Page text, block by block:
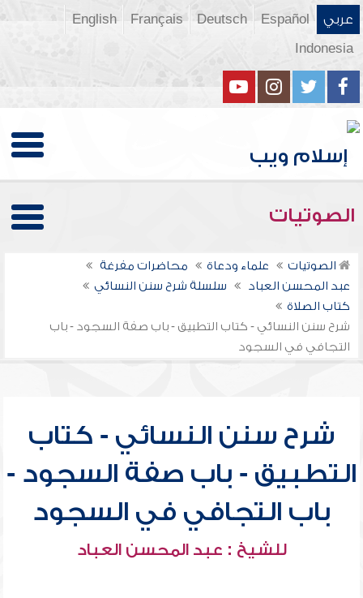
عربي Español
Deutsch
Français
English
Indonesia
الصوتيات
الصوتيات علماء ودعاة
محاضرات مفرغة
عبد المحسن العباد
سلسلة شرح سنن النسائي
كتاب الصلاة
شرح سنن النسائي - كتاب التطبيق - باب صفة السجود - باب
التجافي في السجود
شرح سنن النسائي - كتاب
التطبيق - باب صفة السجود -
باب التجافي في السجود
للشيخ : عبد المحسن العباد